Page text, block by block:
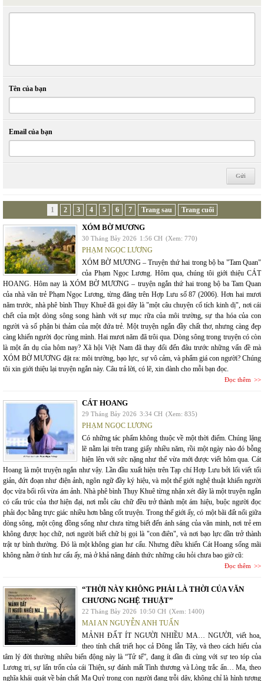
Tên của bạn
Email của bạn
1 2 3 4 5 6 7 Trang sau Trang cuối
XÓM BỜ MƯƠNG
30 Tháng Bảy 2026 1:56 CH (Xem: 770)
PHẠM NGỌC LƯƠNG
XÓM BỜ MƯƠNG – Truyện thứ hai trong bộ ba "Tam Quan"
của Phạm Ngọc Lương. Hôm qua, chúng tôi giới thiệu CÁT
HOANG. Hôm nay là XÓM BỜ MƯƠNG – truyện ngắn thứ hai trong bộ ba Tam Quan
của nhà văn trẻ Phạm Ngọc Lương, từng đăng trên Hợp Lưu số 87 (2006). Hơn hai mươi
năm trước, nhà phê bình Thụy Khuê đã gọi đây là "một câu chuyện cổ tích kinh dị", nơi cái
chết của một dòng sông song hành với sự mục rữa của môi trường, sự tha hóa của con
người và số phận bi thảm của một đứa trẻ. Một truyện ngắn đầy chất thơ, nhưng càng đẹp
càng khiến người đọc rùng mình. Hai mươi năm đã trôi qua. Dòng sông trong truyện có còn
là một ẩn dụ của hôm nay? Xã hội Việt Nam đã thay đổi đến đâu trước những vấn đề mà
XÓM BỜ MƯƠNG đặt ra: môi trường, bạo lực, sự vô cảm, và phẩm giá con người? Chúng
tôi xin giới thiệu lại truyện ngắn này. Câu trả lời, có lẽ, xin dành cho mỗi bạn đọc.
Đọc thêm
CÁT HOANG
29 Tháng Bảy 2026 3:34 CH (Xem: 835)
PHẠM NGỌC LƯƠNG
Có những tác phẩm không thuộc về một thời điểm. Chúng lặng
lẽ nằm lại trên trang giấy nhiều năm, rồi một ngày nào đó bỗng
hiện lên với sức nặng như thể vừa mới được viết hôm qua. Cát
Hoang là một truyện ngắn như vậy. Lần đầu xuất hiện trên Tạp chí Hợp Lưu bởi lối viết tối
giản, đứt đoạn như điện ảnh, ngôn ngữ đầy ký hiệu, và một thế giới nghệ thuật khiến người
đọc vừa bối rối vừa ám ảnh. Nhà phê bình Thụy Khuê từng nhận xét đây là một truyện ngắn
có cấu trúc của thơ hiện đại, nơi mỗi câu chữ đều trở thành một ám hiệu, buộc người đọc
phải đọc bằng trực giác nhiều hơn bằng cốt truyện. Trong thế giới ấy, có một bãi đất nổi giữa
dòng sông, một cộng đồng sống như chưa từng biết đến ánh sáng của văn minh, nơi trẻ em
không được học chữ, nơi người biết chữ bị gọi là "con điên", và nơi bạo lực dần trở thành
trật tự bình thường. Đó là một không gian hư cấu. Nhưng điều khiến Cát Hoang sống mãi
không nằm ở tính hư cấu ấy, mà ở khả năng đánh thức những câu hỏi chưa bao giờ cũ:
Đọc thêm
“THỜI NÀY KHÔNG PHẢI LÀ THỜI CỦA VĂN
CHƯƠNG NGHỆ THUẬT”
22 Tháng Bảy 2026 10:50 CH (Xem: 1400)
MAI AN NGUYỄN ANH TUẤN
MẢNH ĐẤT ÍT NGƯỜI NHIỀU MA… NGƯỜI, viết hoa,
theo tính chất triết học cả Đông lẫn Tây, và theo cách hiểu của
tâm lý đời thường nhiều biến động này là “Tử tế”, đang ít dần đi cùng với sự teo tóp của
Lương tri, sự lẩn trốn của cái Thiện, sự đánh mất Tình thương và Lòng trắc ẩn… Ma, theo
nghĩa khái quát về bản chất Ma Quỷ trong con người đang trỗi dậy, không chỉ là hình tượng